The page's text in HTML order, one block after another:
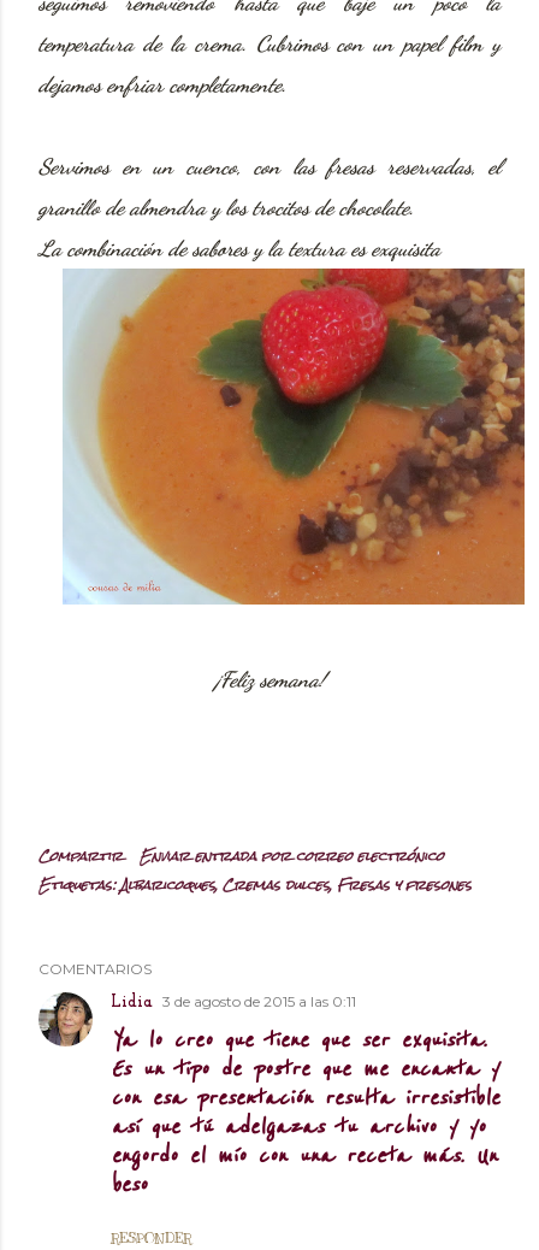
temperatura de la crema. Cubrimos con un papel film y
dejamos enfriar completamente.
Servimos en un cuenco, con las fresas reservadas, el
granillo de almendra y los trocitos de chocolate.
La combinación de sabores y la textura es exquisita
¡Feliz semana!
Compartir Enviar entrada por correo electrónico
Etiquetas:Albaricoques Cremas dulces Fresas y fresones
COMENTARIOS
Lidia 3 de agosto de 2015 a las 0:11
Ya lo creo que tiene que ser exquisita.
Es un tipo de postre que me encanta y
con esa presentación resulta irresistible
así que tú adelgazas tu archivo y yo
engordo el mío con una receta más. Un
beso
RESPONDER